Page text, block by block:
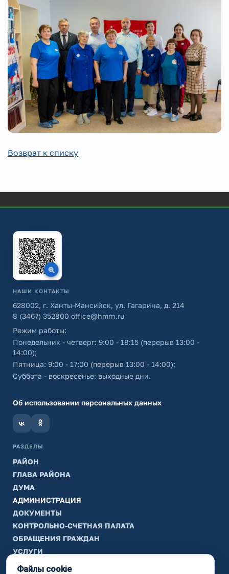
Возврат к списку
НАШИ КОНТАКТЫ
628002, г. Ханты-Мансийск, ул. Гагарина, д. 214
8 (3467) 352800 office@hmrn.ru
Режим работы:
Понедельник - четверг: 9:00 - 18:15 (перерыв 13:00 -
14:00);
Пятница: 9:00 - 17:00 (перерыв 13:00 - 14:00);
Суббота - воскресенье: выходные дни.
Об использовании персональных данных
РАЗДЕЛЫ
РАЙОН
ГЛАВА РАЙОНА
ДУМА
АДМИНИСТРАЦИЯ
ДОКУМЕНТЫ
КОНТРОЛЬНО-СЧЕТНАЯ ПАЛАТА
ОБРАЩЕНИЯ ГРАЖДАН
УСЛУГИ
ТИК
Файлы cookie